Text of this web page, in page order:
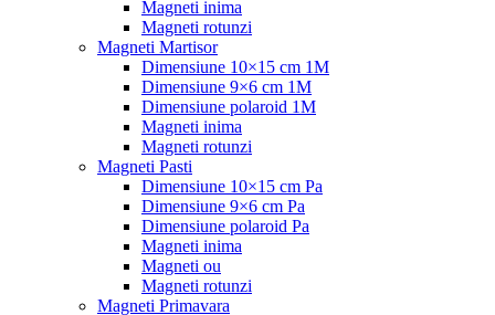
Magneti inima
Magneti rotunzi
Magneti Martisor
Dimensiune 10×15 cm 1M
Dimensiune 9×6 cm 1M
Dimensiune polaroid 1M
Magneti inima
Magneti rotunzi
Magneti Pasti
Dimensiune 10×15 cm Pa
Dimensiune 9×6 cm Pa
Dimensiune polaroid Pa
Magneti inima
Magneti ou
Magneti rotunzi
Magneti Primavara